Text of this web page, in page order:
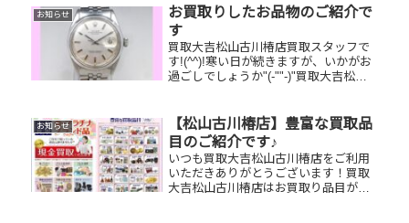
ュエリー、時計etc.はもちろん、他店
で断られたものや、片手でお持ちい...
お知らせ
お買取りしたお品物のご紹介で
す
買取大吉松山古川椿店買取スタッフで
す!(^^)!寒い日が続きますが、いかがお
過ごしでしょうか"(-""-)"買取大吉松山
立ち寄りくださいね(*'ω'*)お買取りした
お品物...
お知らせ
【松山古川椿店】豊富な買取品
目のご紹介です♪
いつも買取大吉松山古川椿店をご利用
いただきありがとうございます！買取
大吉松山古川椿店はお買取り品目が豊